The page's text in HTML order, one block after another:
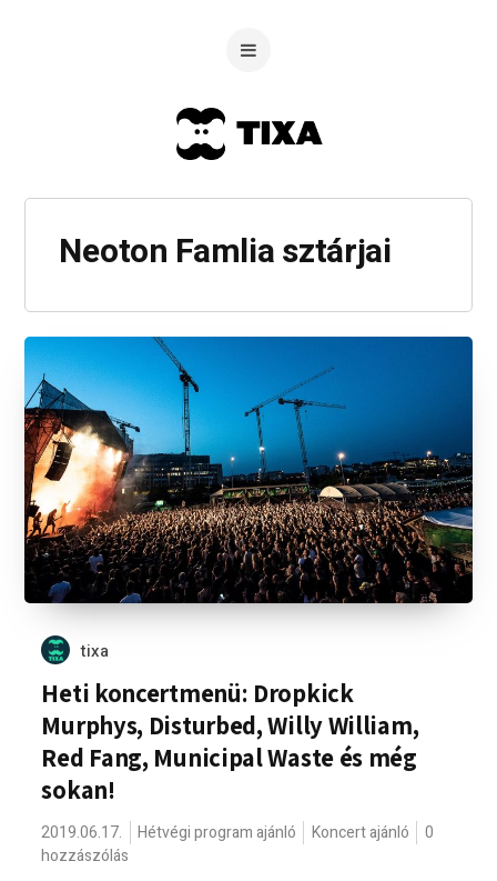
Neoton Famlia sztárjai
tixa
Heti koncertmenü: Dropkick
Murphys, Disturbed, Willy William,
Red Fang, Municipal Waste és még
sokan!
2019.06.17. Hétvégi program ajánló Koncert ajánló
0
hozzászólás